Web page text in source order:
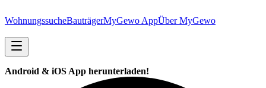
WohnungssucheBauträgerMyGewo AppÜber MyGewo
Android & iOS App herunterladen!